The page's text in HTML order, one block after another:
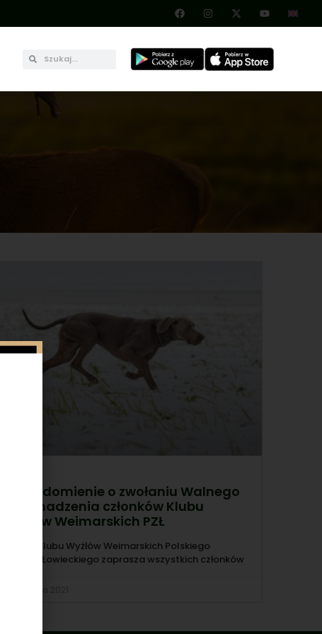
Zawiadomienie o zwołaniu Walnego
Zgromadzenia członków Klubu
Wyżłów Weimarskich PZŁ
Zarząd Klubu Wyżłów Weimarskich Polskiego
Związku Łowieckiego zaprasza wszystkich członków